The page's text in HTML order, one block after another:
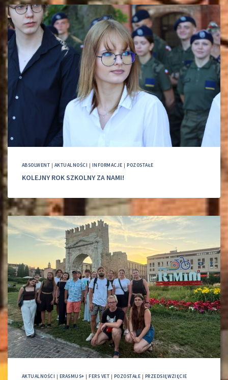
ABSOLWENT | AKTUALNOŚCI | INFORMACJE |POZOSTAŁE
KOLEJNY ROK SZKOLNY ZA NAMI!
AKTUALNOŚCI | ERASMUS+ |FERS VET | POZOSTAŁE | PRZEDSIĘWZIĘCIE